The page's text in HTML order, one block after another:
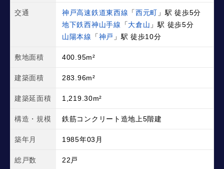
交通 神戸高速鉄道東西線 「西元町 」駅 徒歩5分
地下鉄西神山手線
「大倉山 」駅 徒歩5分
山陽本線
「神戸 」駅 徒歩10分
敷地面積 400.95m²
建築面積 283.96m²
建築延面積 1,219.30m²
構造・規模 鉄筋コンクリート造地上5階建
築年月 1985年03月
総戸数 22戸